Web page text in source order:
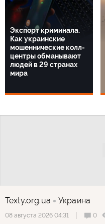
Экспорт криминала.
Как украинские
мошеннические колл-
центры обманывают
людей в 29 странах
мира
Texty.org.ua Украина
08 августа 2026 04:31 0